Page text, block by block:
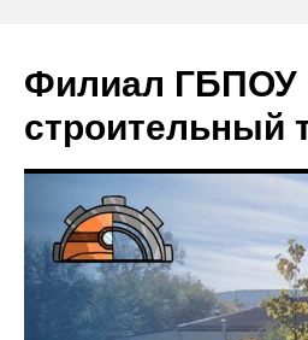
Филиал ГБПОУ
строительный